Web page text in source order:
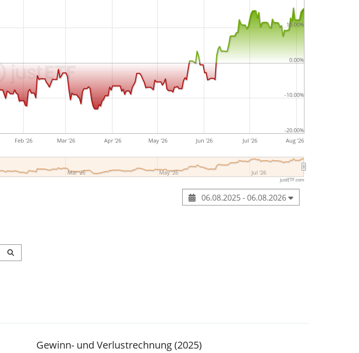
& Care entwickelten Produkte und Applikationsverfahren werden von den
Kunden bei der Herstellung von Parfums, Körperpflegeprodukten,
kosmetischen Produkten, Zahnpflegeprodukten oder Reinigungs- und
Waschmitteln verwendet. Die Symrise AG hat ihren Sitz in Holzminden.
Quelle: Facunda financial data GmbH
Feb '26 Mar '26 Apr '26 May '26 Jun '26 Jul '26 Aug '26
Mar '26 May '26 Jul '26
-20.00%
-10.00%
0.00%
10.00%
justETF.com
06.08.2025 - 06.08.2026
Gewinn- und Verlustrechnung (2025)